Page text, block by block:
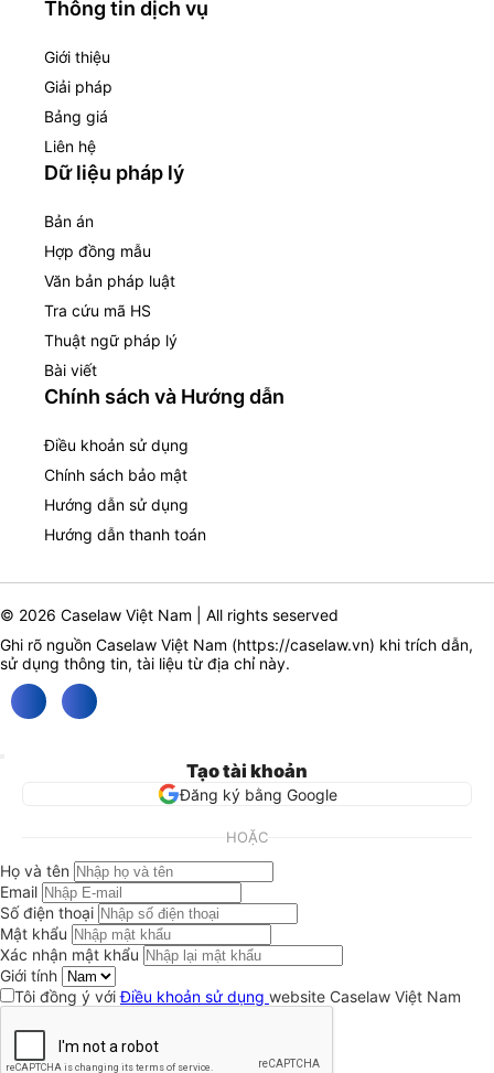
Thông tin dịch vụ
Giới thiệu
Giải pháp
Bảng giá
Liên hệ
Dữ liệu pháp lý
Bản án
Hợp đồng mẫu
Văn bản pháp luật
Tra cứu mã HS
Thuật ngữ pháp lý
Bài viết
Chính sách và Hướng dẫn
Điều khoản sử dụng
Chính sách bảo mật
Hướng dẫn sử dụng
Hướng dẫn thanh toán
© 2026 Caselaw Việt Nam | All rights seserved
Ghi rõ nguồn Caselaw Việt Nam (https://caselaw.vn) khi trích dẫn,
sử dụng thông tin, tài liệu từ địa chỉ này.
Tạo tài khoản
Đăng ký bằng Google
HOẶC
Họ và tên
Email
Số điện thoại
Mật khẩu
Xác nhận mật khẩu
Giới tính
Tôi đồng ý vớiĐiều khoản sử dụng website Caselaw Việt Nam